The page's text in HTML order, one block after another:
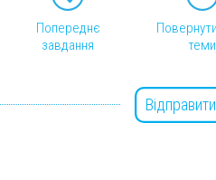
Попереднє
завдання
теми